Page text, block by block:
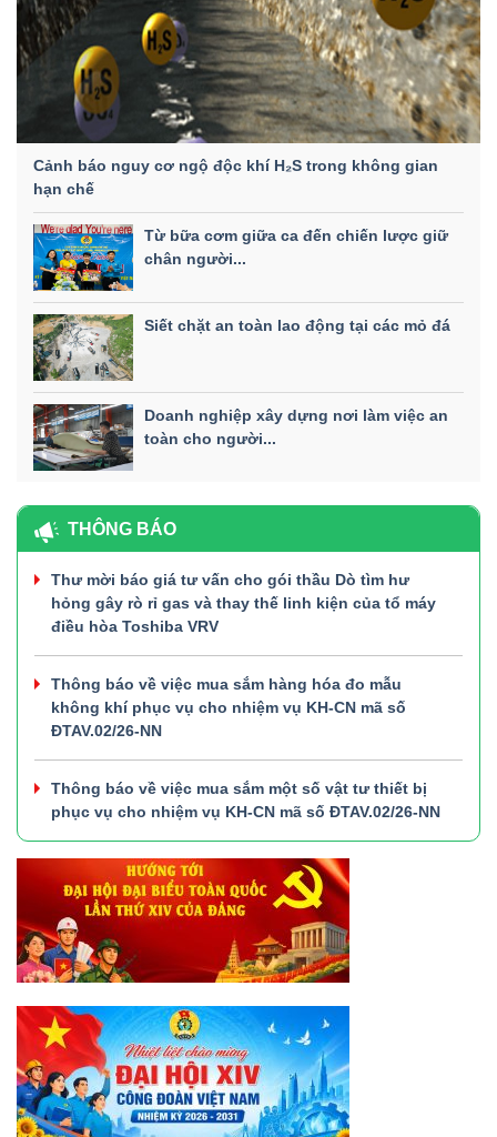
Cảnh báo nguy cơ ngộ độc khí H₂S trong không gian
hạn chế
Từ bữa cơm giữa ca đến chiến lược giữ
chân người...
Siết chặt an toàn lao động tại các mỏ đá
Doanh nghiệp xây dựng nơi làm việc an
toàn cho người...
THÔNG BÁO
Thư mời báo giá tư vấn cho gói thầu Dò tìm hư
hỏng gây rò rỉ gas và thay thế linh kiện của tổ máy
điều hòa Toshiba VRV
Thông báo về việc mua sắm hàng hóa đo mẫu
không khí phục vụ cho nhiệm vụ KH-CN mã số
ĐTAV.02/26-NN
Thông báo về việc mua sắm một số vật tư thiết bị
phục vụ cho nhiệm vụ KH-CN mã số ĐTAV.02/26-NN